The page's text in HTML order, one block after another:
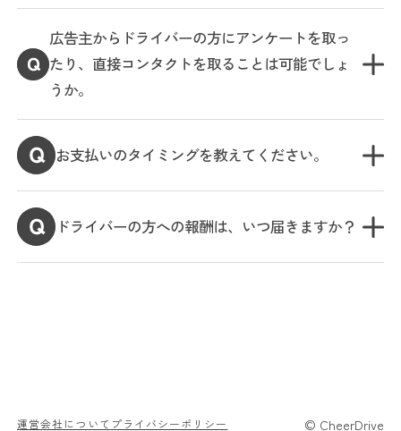
広告主からドライバーの方にアンケートを取っ
たり、直接コンタクトを取ることは可能でしょ
うか。
お支払いのタイミングを教えてください。
ドライバーの方への報酬は、いつ届きますか？
運営会社について プライバシーポリシー © CheerDrive